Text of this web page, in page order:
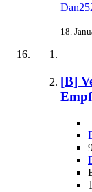
18.
[B]